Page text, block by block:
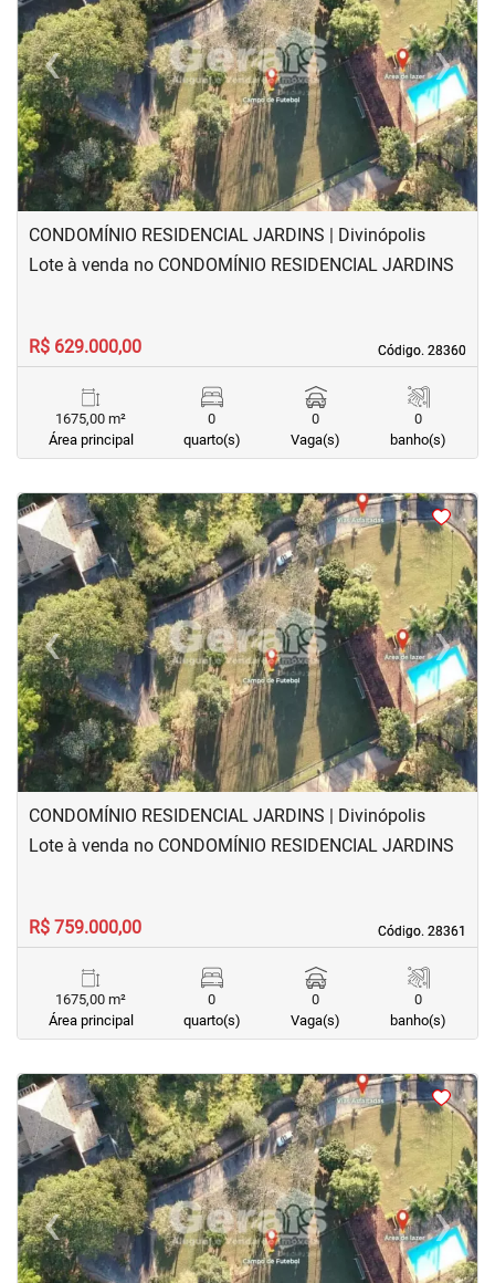
‹Previous ›Next
CONDOMÍNIO RESIDENCIAL JARDINS | Divinópolis
Código. 28360
Código. 28360
Lote à venda no CONDOMÍNIO RESIDENCIAL JARDINS
R$ 629.000,00
1675,00 m²
Área principal
0
quarto(s)
0
Vaga(s)
0
banho(s)
<<<<
‹Previous ›Next
CONDOMÍNIO RESIDENCIAL JARDINS | Divinópolis
Código. 28361
Código. 28361
Lote à venda no CONDOMÍNIO RESIDENCIAL JARDINS
R$ 759.000,00
1675,00 m²
Área principal
0
quarto(s)
0
Vaga(s)
0
banho(s)
<<<<
‹Previous ›Next